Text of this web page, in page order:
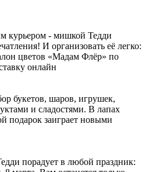
курьером - мишкой Тедди
И организовать её легко:
цветов «Мадам Флёр» по
онлайн
букетов, шаров, игрушек,
и сладостями. В лапах
подарок заиграет новыми
порадует в любой праздник: